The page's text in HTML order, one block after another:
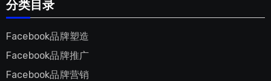
分类目录
Facebook品牌塑造
Facebook品牌推广
Facebook品牌营销